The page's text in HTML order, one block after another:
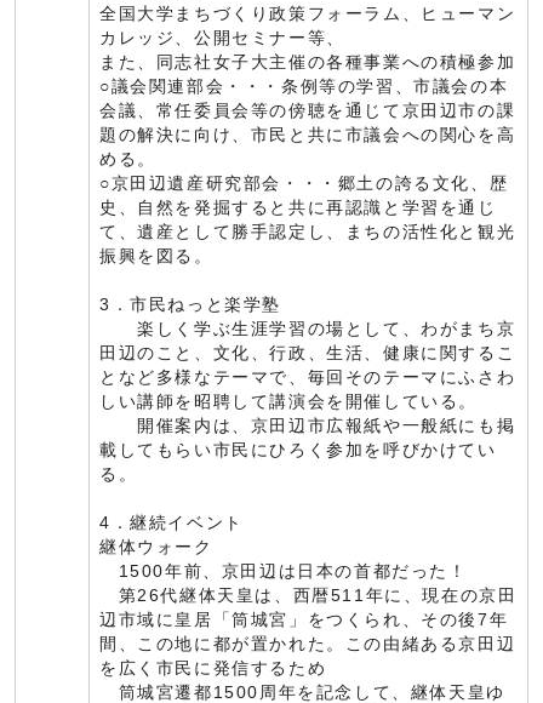
全国大学まちづくり政策フォーラム、ヒューマン
カレッジ、公開セミナー等、
また、同志社女子大主催の各種事業への積極参加
○議会関連部会・・・条例等の学習、市議会の本
会議、常任委員会等の傍聴を通じて京田辺市の課
題の解決に向け、市民と共に市議会への関心を高
める。
○京田辺遺産研究部会・・・郷土の誇る文化、歴
史、自然を発掘すると共に再認識と学習を通じ
て、遺産として勝手認定し、まちの活性化と観光
振興を図る。
3．市民ねっと楽学塾
楽しく学ぶ生涯学習の場として、わがまち京
田辺のこと、文化、行政、生活、健康に関するこ
となど多様なテーマで、毎回そのテーマにふさわ
しい講師を昭聘して講演会を開催している。
開催案内は、京田辺市広報紙や一般紙にも掲
載してもらい市民にひろく参加を呼びかけてい
る。
4．継続イベント
継体ウォーク
1500年前、京田辺は日本の首都だった！
第26代継体天皇は、西暦511年に、現在の京田
辺市域に皇居「筒城宮」をつくられ、その後7年
間、この地に都が置かれた。この由緒ある京田辺
を広く市民に発信するため
筒城宮遷都1500周年を記念して、継体天皇ゆ